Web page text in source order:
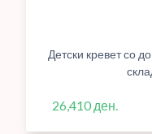
Детски кревет со
26,410 ден.